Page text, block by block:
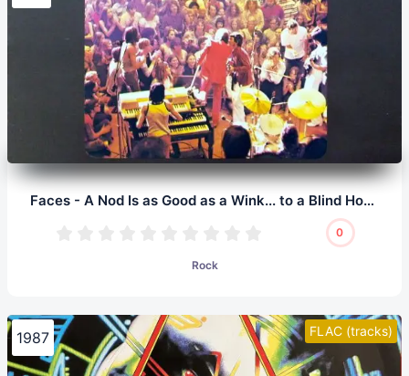
Faces - A Nod Is as Good as a Wink... to a Blind Horse (LP, 24/96.0)
0
Rock
FLAC (tracks)
1987